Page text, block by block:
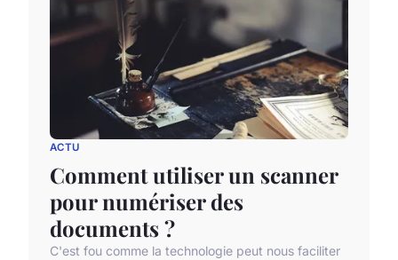
ACTU
Comment utiliser un scanner
pour numériser des
documents ?
C'est fou comme la technologie peut nous faciliter